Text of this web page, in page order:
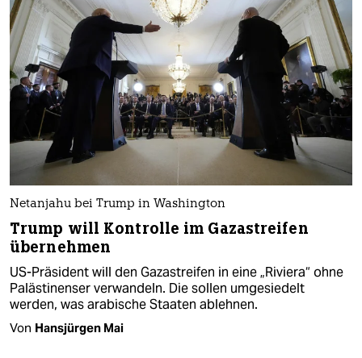
Netanjahu bei Trump in Washington
Trump will Kontrolle im Gazastreifen
übernehmen
US-Präsident will den Gazastreifen in eine „Riviera“ ohne
Palästinenser verwandeln. Die sollen umgesiedelt
werden, was arabische Staaten ablehnen.
Von Hansjürgen Mai